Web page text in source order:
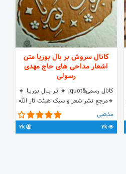
کانال سروش بر بال بوریا متن
اشعار مداحی های حاج مهدی
رسولی
کانال رسمی&quot; 🔸 بَــر بــــالِ بـوریـــا 🔸
🔸مرجع نشر شعر و سبک هیئت ثار الله
زنجان 🔸سبک های اجرا شده توسط حاج
مهدی رسولی ✔ کپی برداری و استفاده از
سبک ها بدون ذکر منبع یا صاحب اثر
مذهبی
2k
2k